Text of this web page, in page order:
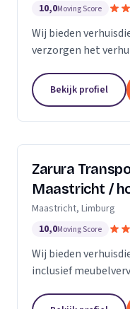
10,0Moving Score
Wij bieden
verzorgen het
Bekijk profiel
Zarura
Maastricht /
Maastricht, Limburg
10,0Moving Score
Wij bieden
inclusief